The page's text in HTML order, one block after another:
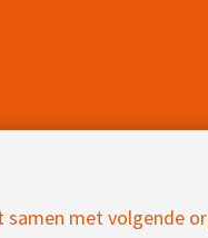
samen met volgende